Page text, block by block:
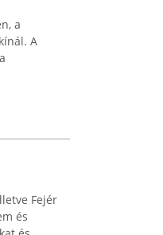
a
A
Fejér
és